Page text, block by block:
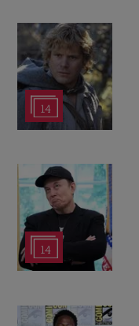
14
14